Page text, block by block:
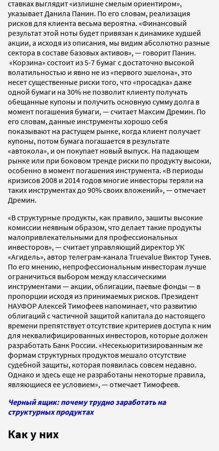
ставках выглядит «излишне смелым ориентиром»,
указывает Данила Панин. По его словам, реализация
рисков для клиента весьма вероятна. «Финансовый
результат этой ноты будет привязан к динамике худшей
акции, а исходя из описания, мы видим абсолютно разные
сектора в составе базовых активов», — говорит Панин.
«Корзина» состоит из 5-7 бумаг с достаточно высокой
волатильностью и явно не из «первого эшелона», это
несет существенные риски того, что «просадка» даже
одной бумаги на 30% не позволит клиенту получать
обещанные купоны и получить основную сумму долга в
момент погашения бумаги, — считает Максим Дремин. По
его словам, данные инструменты хорошо себя
показывают на растущем рынке, когда клиент получает
купоны, потом бумага погашается в результате
«автокола», и он покупает новый выпуск. На падающем
рынке или при боковом тренде риски по продукту высоки,
особенно в момент погашения инструмента. «В периоды
кризисов 2008 и 2014 годов многие инвесторы теряли на
таких инструментах до 90% своих вложений», — отмечает
Дремин.
«В структурные продукты, как правило, зашиты высокие
комиссии неявным образом, что делает такие продукты
малопривлекательными для профессиональных
инвесторов», — считает управляющий директор УК
«Агидель», автор телеграм-канала Truevalue Виктор Тунев.
По его мнению, непрофессиональным инвесторам лучше
ограничиться выбором между классическими
инструментами — акции, облигации, паевые фонды — в
пропорции исходя из принимаемых рисков. Президент
НАУФОР Алексей Тимофеев напоминает, что развитию
облигаций с частичной защитой капитала до настоящего
времени препятствует отсутствие критериев доступа к ним
для неквалифицированных инвесторов, которые должен
разработать Банк России. «Несекьюритизированным же
формам структурных продуктов мешало отсутствие
судебной защиты, которая появилась совсем недавно.
Однако и здесь еще не разработаны некоторые правила,
являющиеся ее условием», — отмечает Тимофеев.
Черный ящик: почему трудно заработать на
структурных продуктах
Как у них